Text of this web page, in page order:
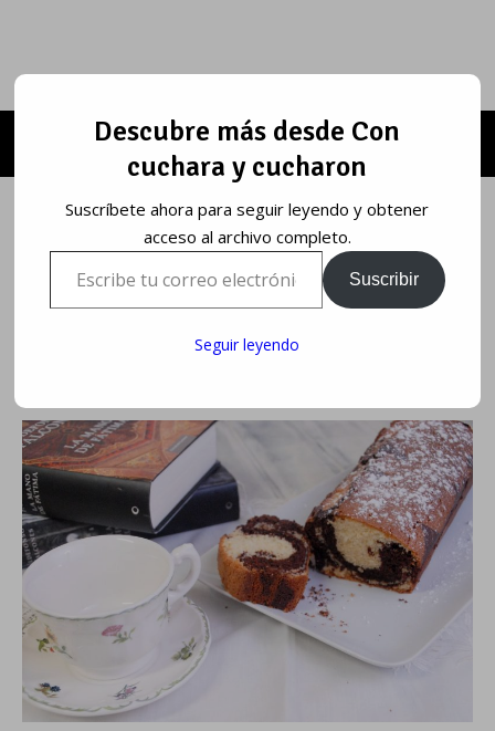
Descubre más desde Con
cuchara y cucharon
Suscríbete ahora para seguir leyendo y obtener
acceso al archivo completo.
Suscribir
Seguir leyendo